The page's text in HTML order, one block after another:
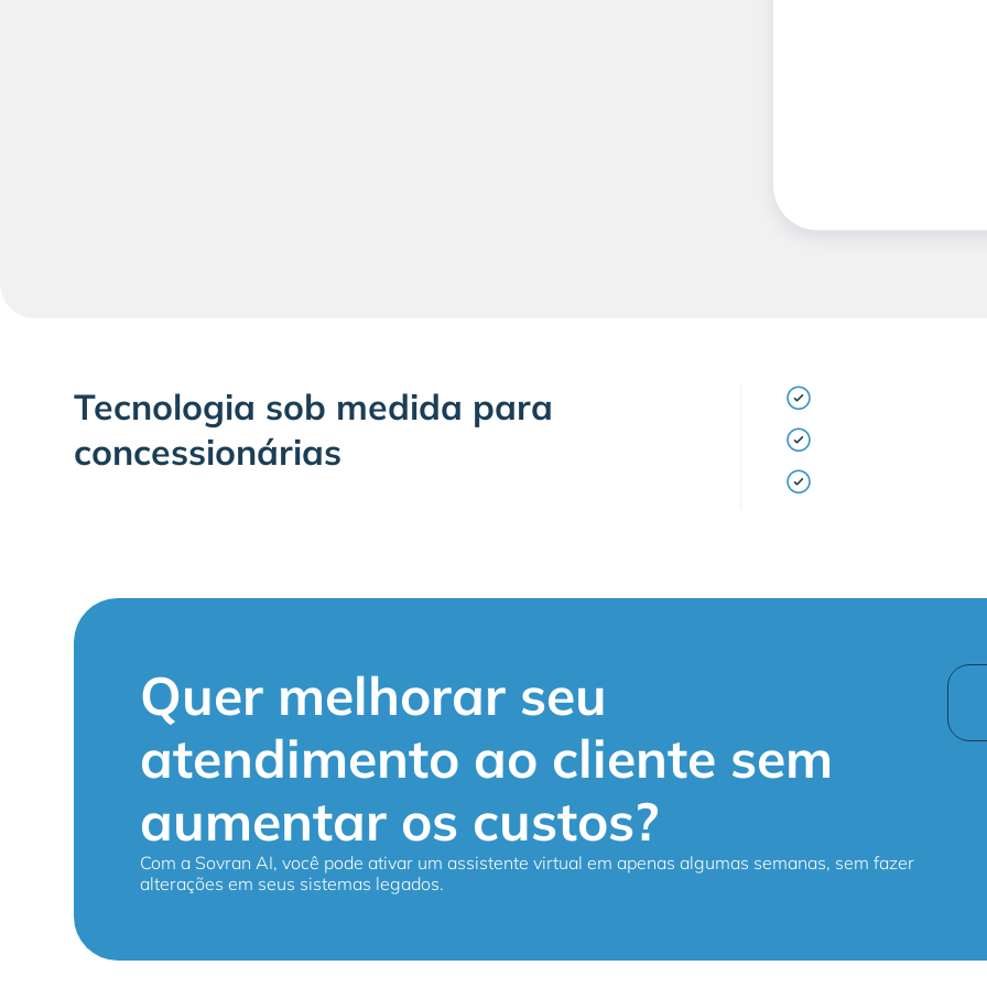
Tecnologia sob medida para
concessionárias
Quer melhorar seu
atendimento ao cliente sem
aumentar os custos?
Com a Sovran AI, você pode ativar um assistente virtual em apenas algumas semanas, sem fazer
alterações em seus sistemas legados.